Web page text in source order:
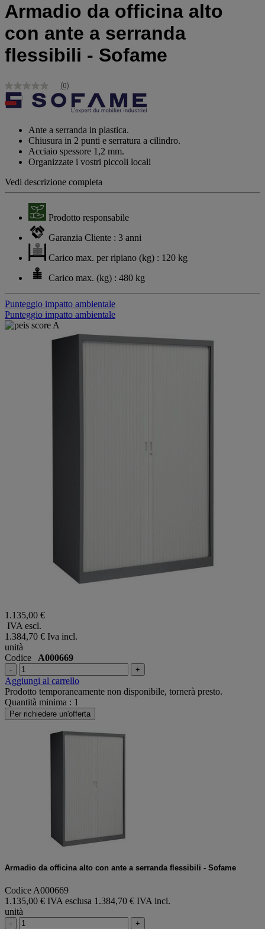
Armadio da officina alto
con ante a serranda
flessibili - Sofame
Nessuna
valutazione
Stesso
pagina.
(0)
Ante a serranda in plastica.
Chiusura in 2 punti e serratura a cilindro.
Acciaio spessore 1,2 mm.
Organizzate i vostri piccoli locali
Vedi descrizione completa
Prodotto responsabile
Garanzia Cliente : 3 anni
Carico max. per ripiano (kg) : 120 kg
Carico max. (kg) : 480 kg
Punteggio impatto ambientale
Punteggio impatto ambientale
1.135,00 €
IVA escl.
1.384,70 € Iva incl.
unità
Codice A000669
- +
Aggiungi al carrello
Prodotto temporaneamente non disponibile, tornerà presto.
Quantità minima : 1
Per richiedere un'offerta
Armadio da officina alto con ante a serranda flessibili - Sofame
Codice A000669
1.135,00 € IVA esclusa 1.384,70 € IVA incl.
unità
-
+